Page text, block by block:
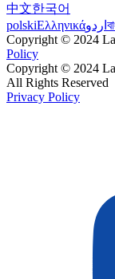
中文한국어
polskiΕλληνικάاردو
Copyright © 2024
Policy
Copyright © 2024
All Rights Reserved
Privacy Policy